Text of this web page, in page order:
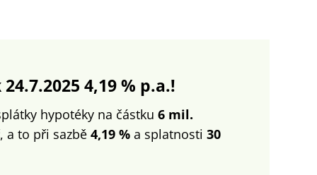
24.7.2025 4,19 % p.a.!
hypotéky na částku 6 mil.
, a to při sazbě 4,19 %a splatnosti 30